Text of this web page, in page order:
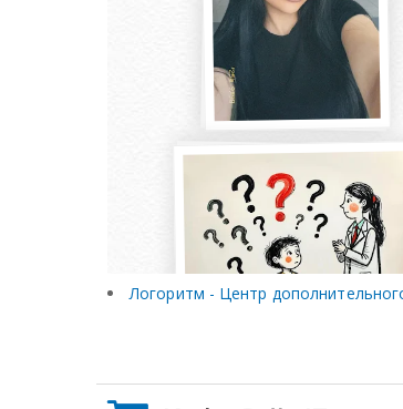
Логоритм - Центр